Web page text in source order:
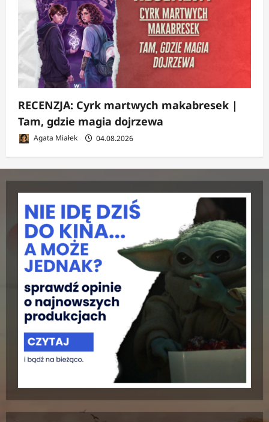
RECENZJA: Cyrk martwych makabresek |
Tam, gdzie magia dojrzewa
Agata Miałek 04.08.2026